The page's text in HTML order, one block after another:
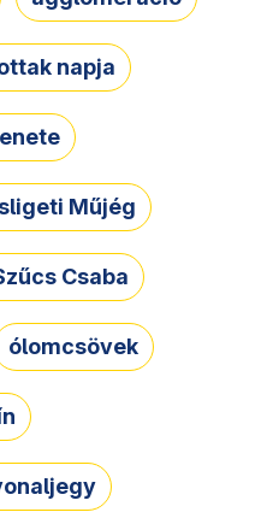
napja
Műjég
Csaba
ólomcsövek